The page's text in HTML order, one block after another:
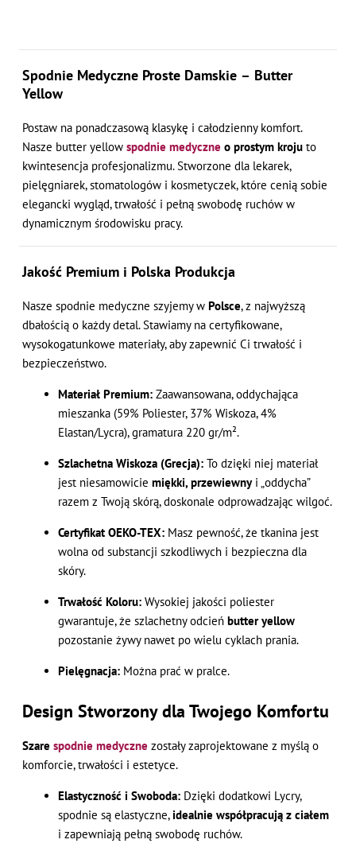
Yellow
Scrabme
Spodnie Medyczne Proste Damskie – Butter
Yellow
Postaw na ponadczasową klasykę i całodzienny komfort.
Nasze butter yellow spodnie medyczne o prostym kroju to
kwintesencja profesjonalizmu. Stworzone dla lekarek,
pielęgniarek, stomatologów i kosmetyczek, które cenią sobie
elegancki wygląd, trwałość i pełną swobodę ruchów w
dynamicznym środowisku pracy.
Jakość Premium i Polska Produkcja
Nasze spodnie medyczne szyjemy w Polsce, z najwyższą
dbałością o każdy detal. Stawiamy na certyfikowane,
wysokogatunkowe materiały, aby zapewnić Ci trwałość i
bezpieczeństwo.
Materiał Premium: Zaawansowana, oddychająca
mieszanka (59% Poliester, 37% Wiskoza, 4%
Elastan/Lycra), gramatura 220 gr/m².
Szlachetna Wiskoza (Grecja): To dzięki niej materiał
jest niesamowicie miękki, przewiewnyi „oddycha”
razem z Twoją skórą, doskonale odprowadzając wilgoć.
Certyfikat OEKO-TEX: Masz pewność, że tkanina jest
wolna od substancji szkodliwych i bezpieczna dla
skóry.
Trwałość Koloru: Wysokiej jakości poliester
gwarantuje, że szlachetny odcień butter yellow
pozostanie żywy nawet po wielu cyklach prania.
Pielęgnacja: Można prać w pralce.
Design Stworzony dla Twojego Komfortu
Szare spodnie medyczne zostały zaprojektowane z myślą o
komforcie, trwałości i estetyce.
Elastyczność i Swoboda: Dzięki dodatkowi Lycry,
spodnie są elastyczne,idealnie współpracują z ciałem
i zapewniają pełną swobodę ruchów.